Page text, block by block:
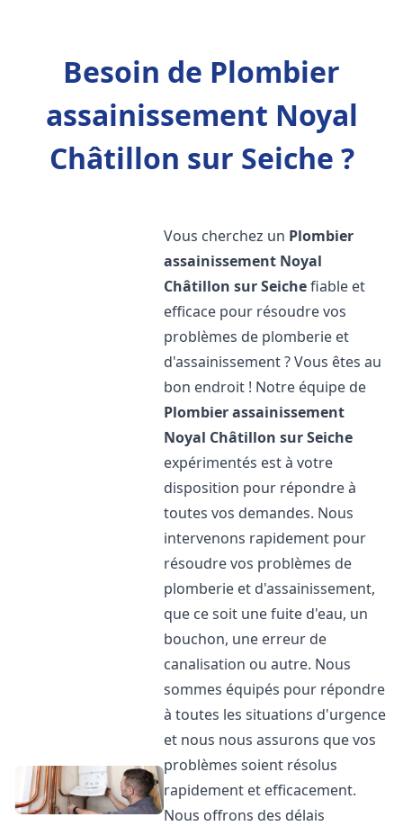
Besoin de Plombier
assainissement Noyal
Châtillon sur Seiche ?
Vous cherchez un Plombier
assainissement Noyal
Châtillon sur Seichefiable et
efficace pour résoudre vos
problèmes de plomberie et
d'assainissement ? Vous êtes au
bon endroit ! Notre équipe de
Plombier assainissement
Noyal Châtillon sur Seiche
expérimentés est à votre
disposition pour répondre à
toutes vos demandes. Nous
intervenons rapidement pour
résoudre vos problèmes de
plomberie et d'assainissement,
que ce soit une fuite d'eau, un
bouchon, une erreur de
canalisation ou autre. Nous
sommes équipés pour répondre
à toutes les situations d'urgence
et nous nous assurons que vos
problèmes soient résolus
rapidement et efficacement.
Nous offrons des délais